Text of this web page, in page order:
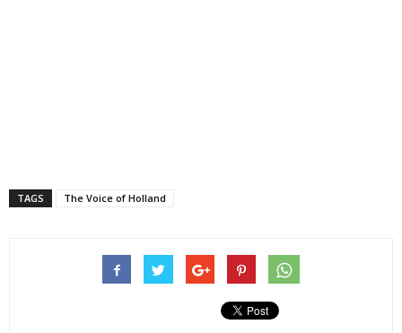
TAGS The Voice of Holland